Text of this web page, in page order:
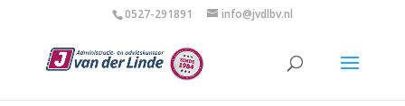
0527-291891 info@jvdlbv.nl